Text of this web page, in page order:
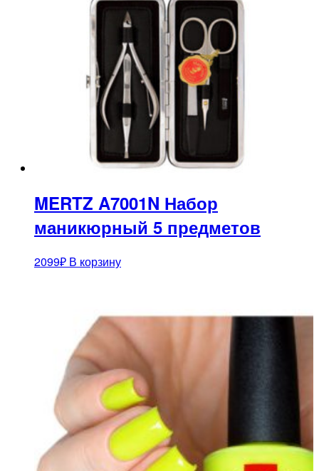
MERTZ A7001N Набор
маникюрный 5 предметов
2099₽ В корзину